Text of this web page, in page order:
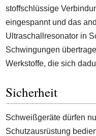
stoffschlüssige
eingespannt und das
Ultraschallresonator in
Schwingungen
Werkstoffe, die sich
Sicherheit
Schweißgeräte dürfen
Schutzausrüstung